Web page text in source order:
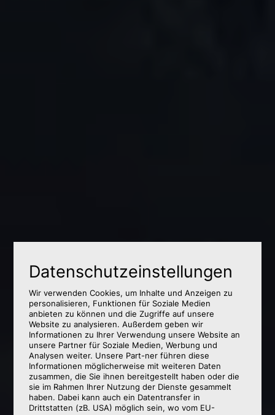
Datenschutz­einstellungen
Wir verwenden Cookies, um Inhalte und Anzeigen zu
personalisieren, Funktionen für Soziale Medien
anbieten zu können und die Zugriffe auf unsere
Website zu analysieren. Außerdem geben wir
Informationen zu Ihrer Verwendung unsere Website an
unsere Partner für Soziale Medien, Werbung und
Analysen weiter. Unsere Part-ner führen diese
Informationen möglicherweise mit weiteren Daten
zusammen, die Sie ihnen bereitgestellt haben oder die
sie im Rahmen Ihrer Nutzung der Dienste gesammelt
haben. Dabei kann auch ein Datentransfer in
Drittstatten (zB. USA) möglich sein, wo vom EU-